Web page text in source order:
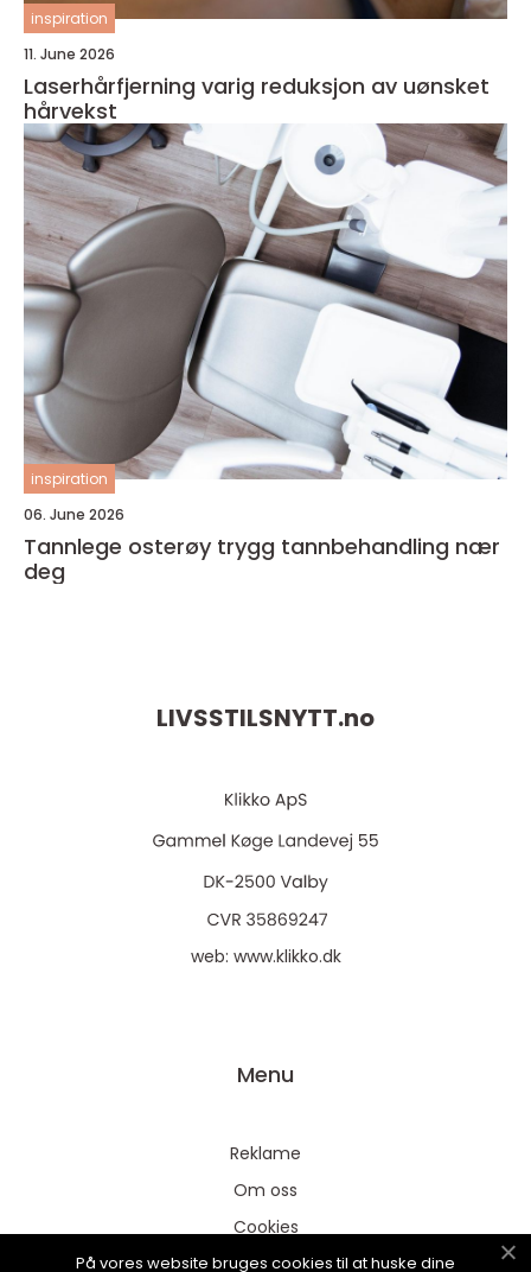
inspiration
11. June 2026
Laserhårfjerning varig reduksjon av uønsket
hårvekst
inspiration
06. June 2026
Tannlege osterøy trygg tannbehandling nær
deg
LIVSSTILSNYTT.no
web: www.klikko.dk
Menu
Reklame
Om oss
Cookies
Kontakt Oss
På vores website bruges cookies til at huske dine